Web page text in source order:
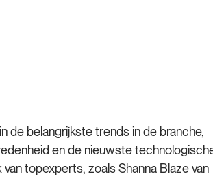
de belangrijkste trends in de branche,
en de nieuwste
topexperts, zoals Shanna Blaze van